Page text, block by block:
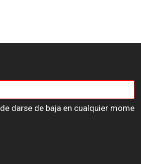
darse de baja en cualquier mome